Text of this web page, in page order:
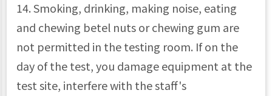
14. Smoking, drinking, making noise, eating
and chewing betel nuts or chewing gum are
not permitted in the testing room. If on the
day of the test, you damage equipment at the
test site, interfere with the staff's